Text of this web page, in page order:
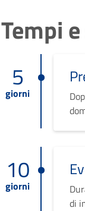
Tempi
5
giorni
10
giorni
di